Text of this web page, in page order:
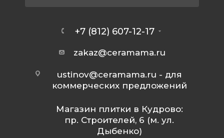
+7 (812) 607-12-17
zakaz@ceramama.ru
ustinov@ceramama.ru - для
коммерческих предложений
Магазин плитки в Кудрово:
пр. Строителей, 6 (м. ул.
Дыбенко)